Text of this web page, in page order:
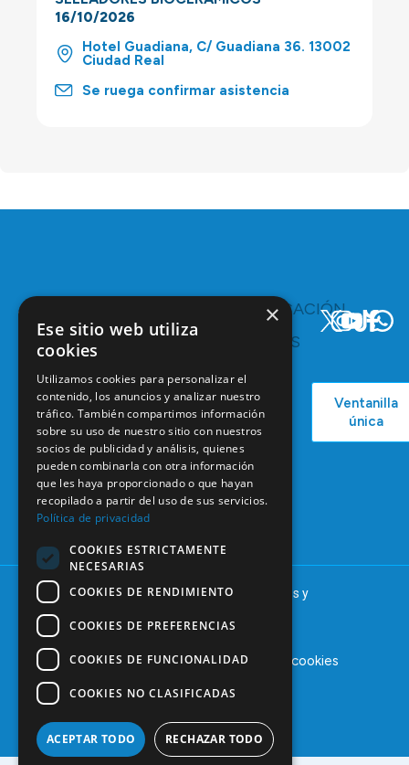
16/10/2026
Hotel Guadiana, C/ Guadiana 36. 13002
Ciudad Real
Se ruega confirmar asistencia
C/ Mauricio
Legendre,
28046
Madrid
91 561 29 05
informacion@coem.org.es
INTERESA
Bolsa de
Formación
Continuada
Tablón de
anuncios
COMUNICACIÓN
RECURSOS
COEM
Podcast
Actualidad
Ventanilla
única
© 2025 – COEM – Colegio Oficial de Odontólogos y
Estomatólogos de la I región
Aviso legalPolítica de privacidad Política de cookies
×
Ese sitio web utiliza
cookies
Utilizamos cookies para personalizar el
contenido, los anuncios y analizar nuestro
tráfico. También compartimos información
sobre su uso de nuestro sitio con nuestros
socios de publicidad y análisis, quienes
pueden combinarla con otra información
que les haya proporcionado o que hayan
recopilado a partir del uso de sus servicios.
Política de privacidad
COOKIES ESTRICTAMENTE
NECESARIAS
COOKIES DE RENDIMIENTO
COOKIES DE PREFERENCIAS
COOKIES DE FUNCIONALIDAD
COOKIES NO CLASIFICADAS
ACEPTAR TODO RECHAZAR TODO